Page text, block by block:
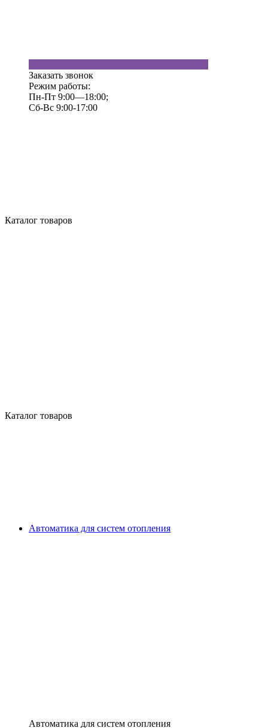
Заказать звонок
Режим работы:
Пн-Пт 9:00—18:00;
Сб-Вс 9:00-17:00
Каталог товаров
Каталог товаров
Автоматика для систем отопления
Автоматика для систем отопления